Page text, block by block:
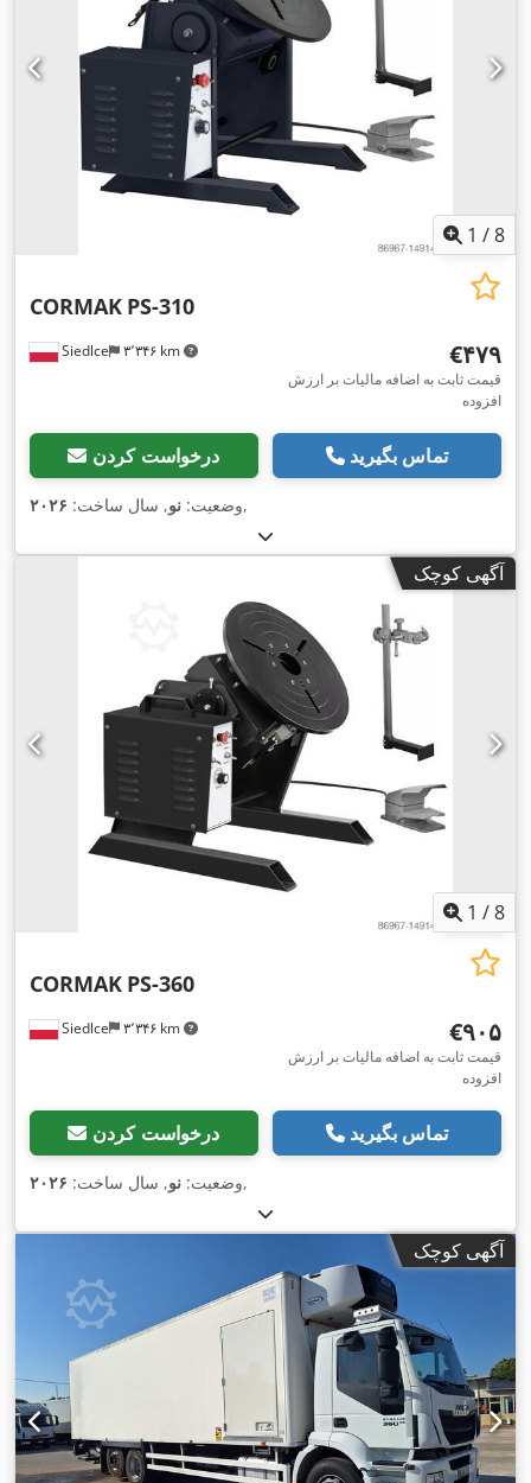
1 /8
Siedlce ۳٬۳۴۶ km
CORMAK PS-310
‎€۴۷۹
قیمت ثابت به اضافه مالیات بر ارزش
افزوده
درخواست کردن تماس بگیرید
وضعیت: نو, سال ساخت: ۲۰۲۶ ,
آگهی کوچک
1 /8
Siedlce ۳٬۳۴۶ km
CORMAK PS-360
‎€۹۰۵
قیمت ثابت به اضافه مالیات بر ارزش
افزوده
درخواست کردن تماس بگیرید
وضعیت: نو, سال ساخت: ۲۰۲۶ ,
آگهی کوچک